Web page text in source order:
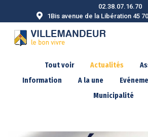
02.38.07.16.70
1Bis avenue de la Libération 45
Tout voir Actualités
Information
A la une
Municipalité